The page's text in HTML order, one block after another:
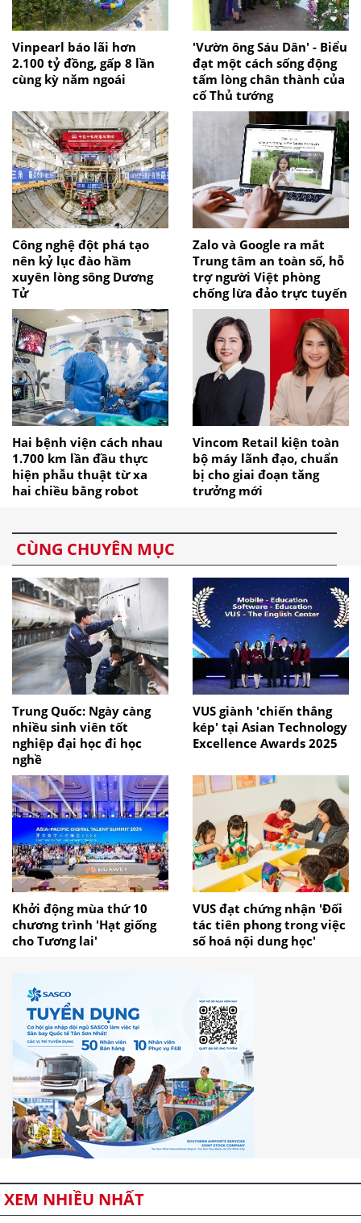
Vinpearl báo lãi hơn
2.100 tỷ đồng, gấp 8 lần
cùng kỳ năm ngoái
'Vườn ông Sáu Dân' - Biểu
đạt một cách sống động
tấm lòng chân thành của
cố Thủ tướng
Công nghệ đột phá tạo
nên kỷ lục đào hầm
xuyên lòng sông Dương
Tử
Zalo và Google ra mắt
Trung tâm an toàn số, hỗ
trợ người Việt phòng
chống lừa đảo trực tuyến
Hai bệnh viện cách nhau
1.700 km lần đầu thực
hiện phẫu thuật từ xa
hai chiều bằng robot
Vincom Retail kiện toàn
bộ máy lãnh đạo, chuẩn
bị cho giai đoạn tăng
trưởng mới
CÙNG CHUYÊN MỤC
Trung Quốc: Ngày càng
nhiều sinh viên tốt
nghiệp đại học đi học
nghề
VUS giành 'chiến thắng
kép' tại Asian Technology
Excellence Awards 2025
Khởi động mùa thứ 10
chương trình 'Hạt giống
cho Tương lai'
VUS đạt chứng nhận 'Đối
tác tiên phong trong việc
số hoá nội dung học'
XEM NHIỀU NHẤT